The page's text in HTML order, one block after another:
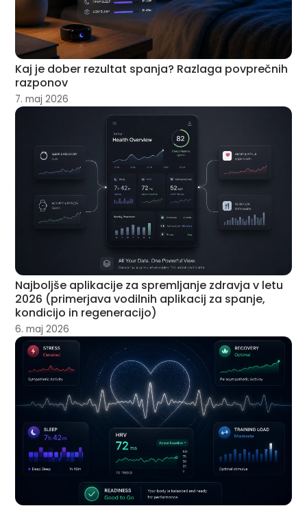
Kaj je dober rezultat spanja? Razlaga povprečnih
razponov
7. maj 2026
Najboljše aplikacije za spremljanje zdravja v letu
2026 (primerjava vodilnih aplikacij za spanje,
kondicijo in regeneracijo)
6. maj 2026